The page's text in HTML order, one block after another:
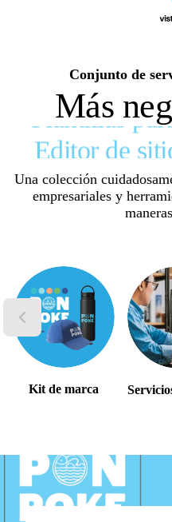
Conjunto de
Más
Servicio de
Plantillas
Editor de
Kit
Servicio de
Plantillas
Editor de
Una colección
empresariales y
Kit de marca